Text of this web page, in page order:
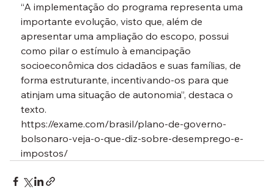
“A implementação do programa representa uma
importante evolução, visto que, além de
apresentar uma ampliação do escopo, possui
como pilar o estímulo à emancipação
socioeconômica dos cidadãos e suas famílias, de
forma estruturante, incentivando-os para que
atinjam uma situação de autonomia”, destaca o
texto.
https://exame.com/brasil/plano-de-governo-
bolsonaro-veja-o-que-diz-sobre-desemprego-e-
impostos/